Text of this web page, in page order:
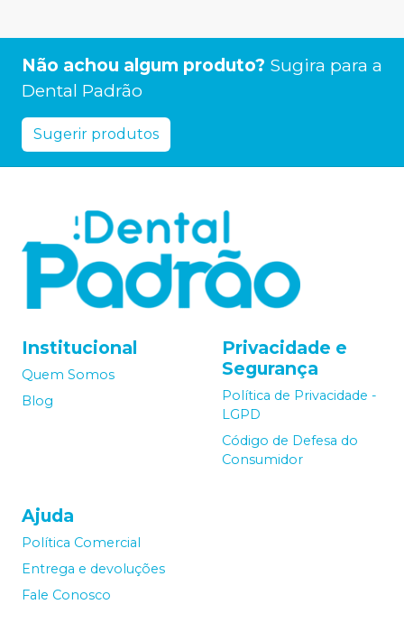
Não achou algum produto? Sugira para a
Dental Padrão
Sugerir produtos
Institucional
Quem Somos
Blog
Privacidade e
Segurança
Política de Privacidade -
LGPD
Código de Defesa do
Consumidor
Ajuda
Política Comercial
Entrega e devoluções
Fale Conosco